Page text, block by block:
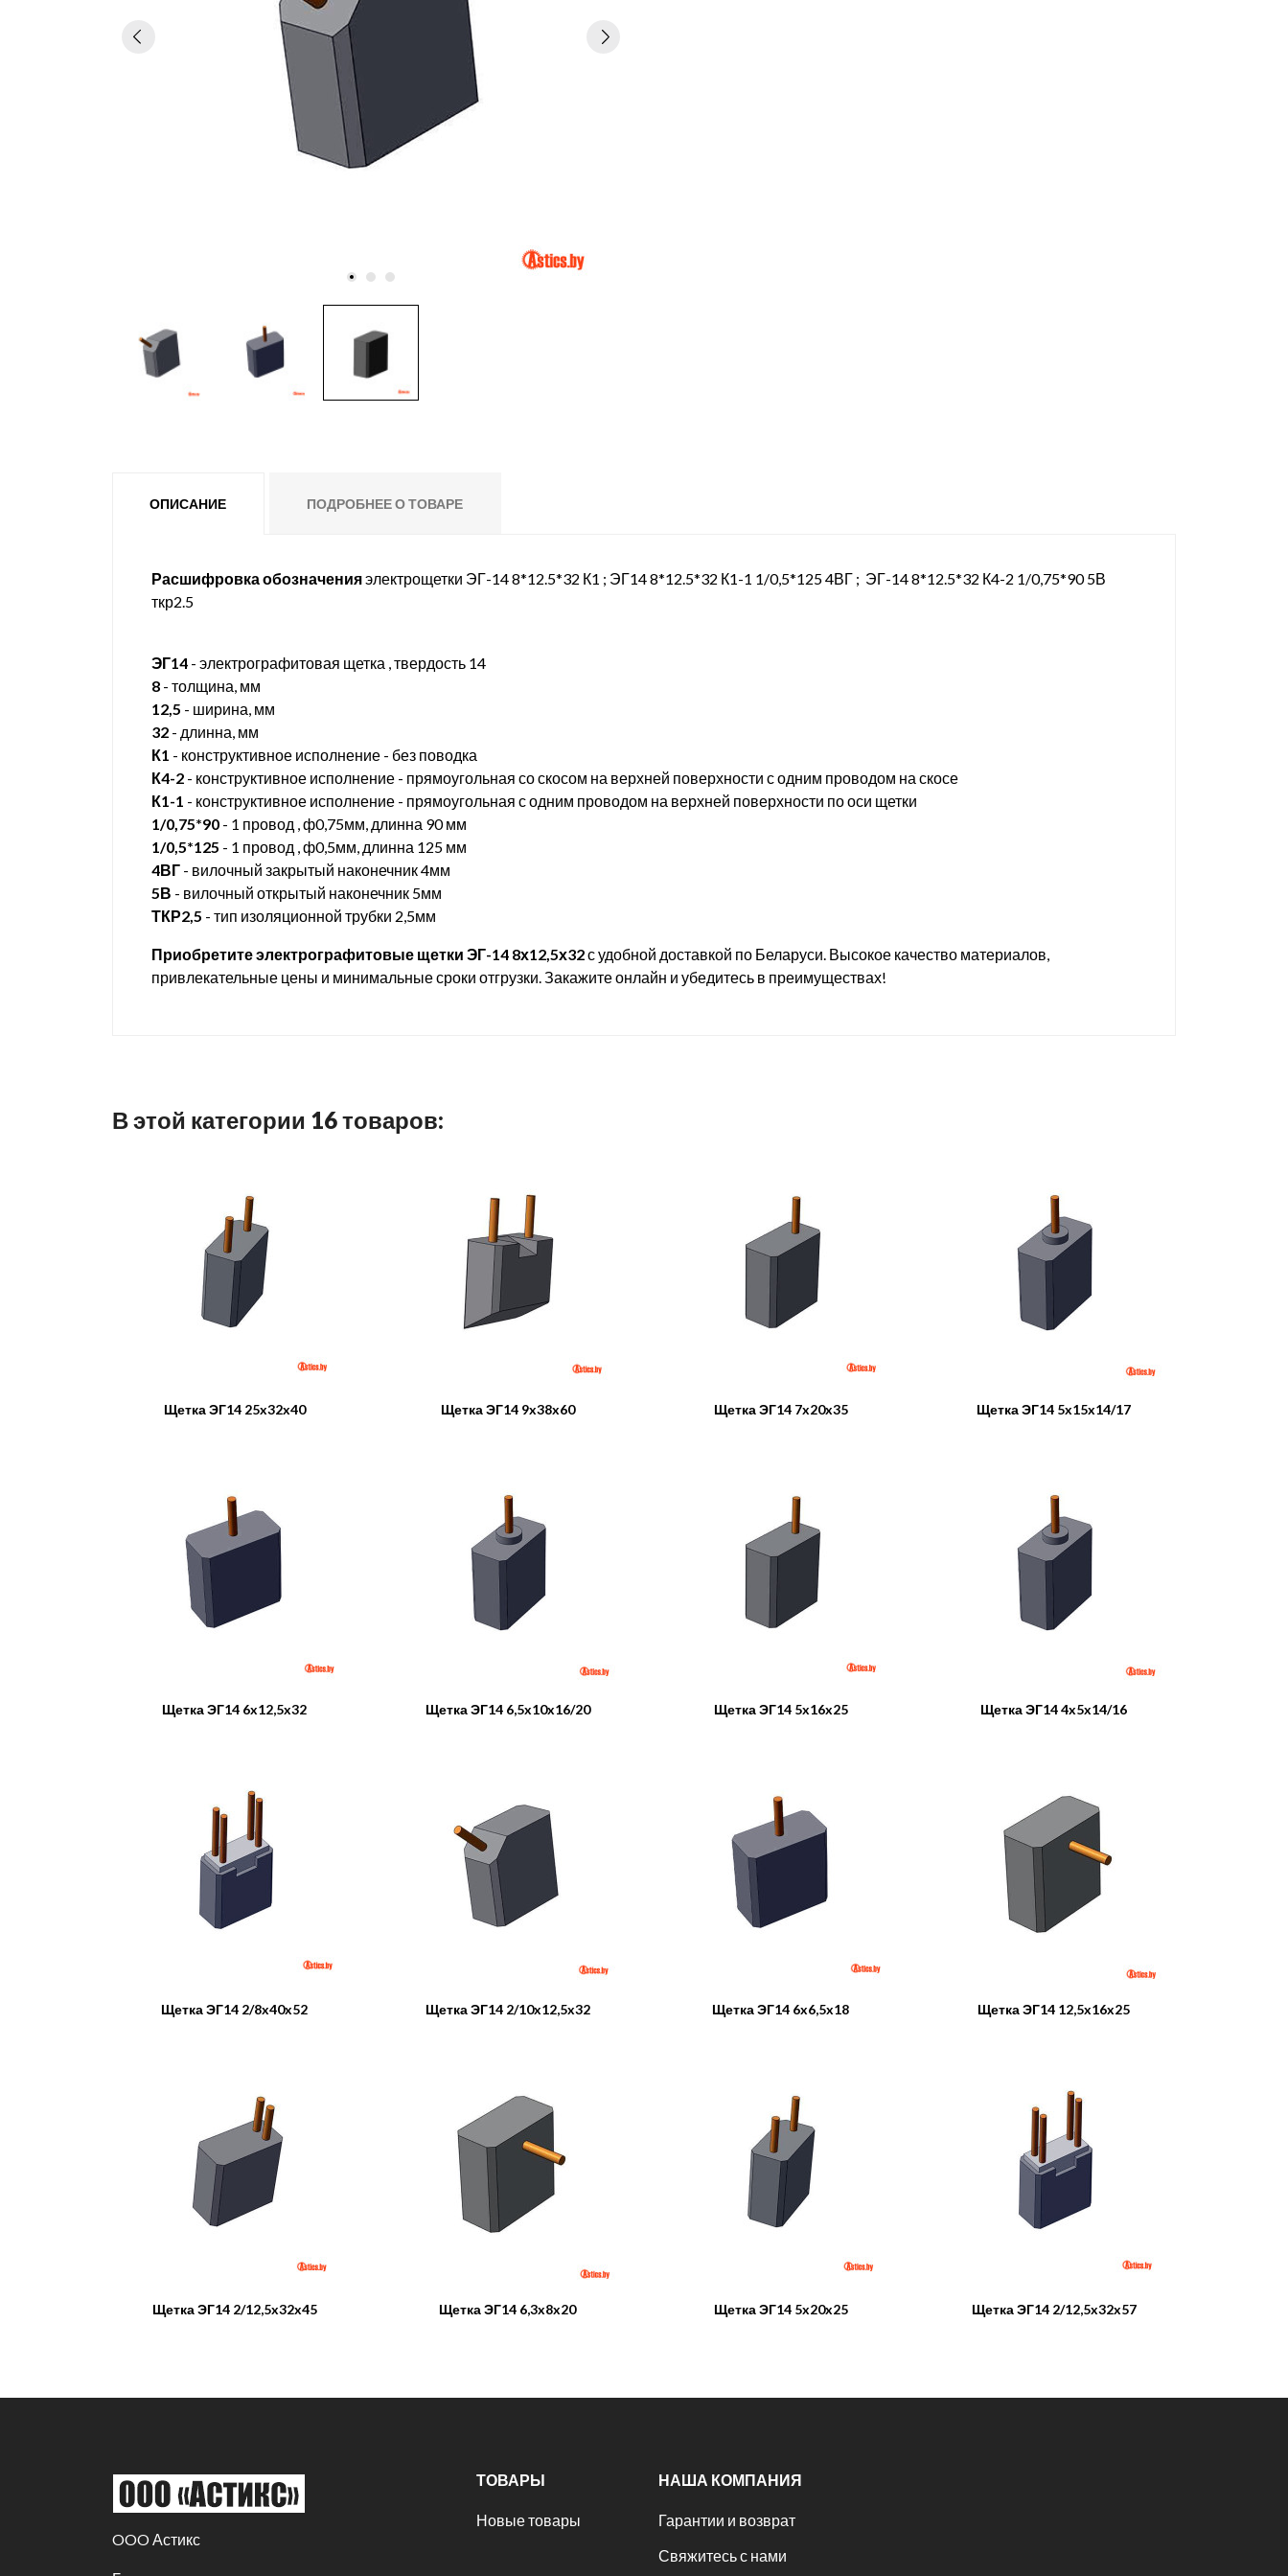
ОПИСАНИЕ ПОДРОБНЕЕ О ТОВАРЕ
Расшифровка обозначенияэлектрощетки ЭГ-14 8*12.5*32 К1 ; ЭГ14 8*12.5*32 К1-1 1/0,5*125 4ВГ ; ЭГ-14 8*12.5*32 К4-2 1/0,75*90 5В
ткр2.5
ЭГ14 - электрографитовая щетка , твердость 14
8 - толщина, мм
12,5 - ширина, мм
32 - длинна, мм
К1 - конструктивное исполнение - без поводка
К4-2 - конструктивное исполнение - прямоугольная со скосом на верхней поверхности с одним проводом на скосе
К1-1 - конструктивное исполнение - прямоугольная с одним проводом на верхней поверхности по оси щетки
1/0,75*90 - 1 провод , ф0,75мм, длинна 90 мм
1/0,5*125 - 1 провод , ф0,5мм, длинна 125 мм
4ВГ - вилочный закрытый наконечник 4мм
5В - вилочный открытый наконечник 5мм
ТКР2,5 - тип изоляционной трубки 2,5мм
Приобретите электрографитовые щетки ЭГ-14 8х12,5х32с удобной доставкой по Беларуси. Высокое качество материалов,
привлекательные цены и минимальные сроки отгрузки. Закажите онлайн и убедитесь в преимуществах!
В этой категории 16 товаров:
Щетка ЭГ14 25x32x40 Щетка ЭГ14 9x38x60 Щетка ЭГ14 7x20x35 Щетка ЭГ14 5x15x14/17
Щетка ЭГ14 6x12,5x32 Щетка ЭГ14 6,5x10x16/20 Щетка ЭГ14 5x16x25 Щетка ЭГ14 4x5x14/16
Щетка ЭГ14 2/8x40x52 Щетка ЭГ14 2/10x12,5x32 Щетка ЭГ14 6x6,5x18 Щетка ЭГ14 12,5x16x25
Щетка ЭГ14 2/12,5x32x45 Щетка ЭГ14 6,3x8x20 Щетка ЭГ14 5x20x25 Щетка ЭГ14 2/12,5x32x57
OOO Астикс
ТОВАРЫ
Новые товары
НАША КОМПАНИЯ
Гарантии и возврат
Свяжитесь с нами